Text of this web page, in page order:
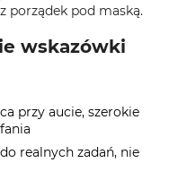
porządek pod maską.
wskazówki
przy aucie, szerokie
realnych zadań, nie